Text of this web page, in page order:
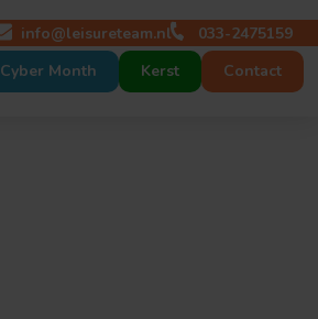
info@leisureteam.nl
033-2475159
Cyber Month Kerst Contact